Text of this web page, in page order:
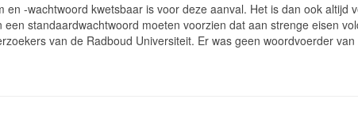
-wachtwoord kwetsbaar is voor deze aanval. Het is dan ook altijd
standaardwachtwoord moeten voorzien dat aan strenge eisen
van de Radboud Universiteit. Er was geen woordvoerder